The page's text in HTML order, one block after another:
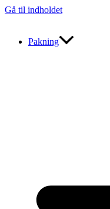
Gå til indholdet
Pakning